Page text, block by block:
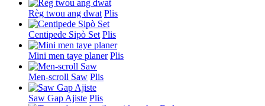
Règ twou ang dwat Plis
Centipede Sipò Set Plis
Mini men taye planer Plis
Men-scroll Saw Plis
Saw Gap Ajiste Plis